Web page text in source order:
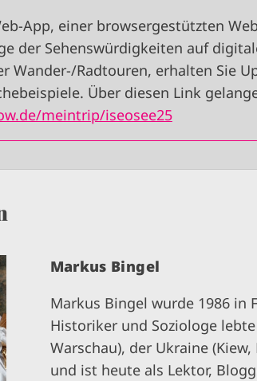
App, einer browsergestützten
der Sehenswürdigkeiten auf
Wander-/Radtouren, erhalten Sie
Über diesen Link
meintrip/iseosee25
Markus Bingel
Markus Bingel wurde 1986 in
Historiker und Soziologe
Warschau), der Ukraine
und ist heute als Lektor,